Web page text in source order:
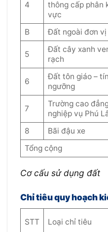
4
thông cấp phân
vực
B Đất ngoài đơn vị
5
Đất cây xanh
rạch
6
Đất tôn giáo – tín
ngưỡng
7
Trường cao
nghiệp vụ Phú
8 Bãi đậu xe
Tổng cộng
Cơ cấu sử dụng đất
Chỉ tiêu quy hoạch
STT Loại chỉ tiêu